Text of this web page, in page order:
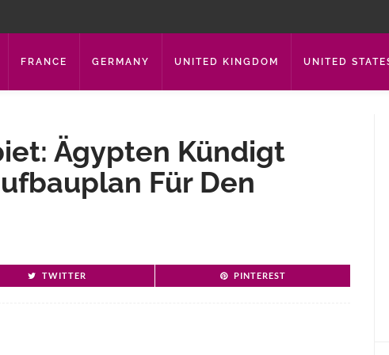
FRANCE GERMANY UNITED KINGDOM UNITED
Ägypten Kündigt
Für Den
TWITTER PINTEREST